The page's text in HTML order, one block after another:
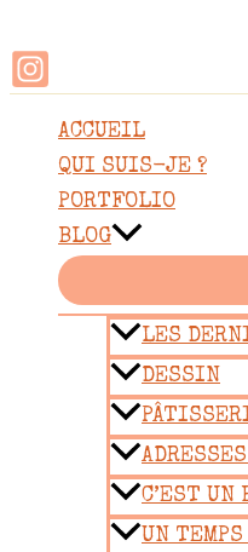
au
contenu
ACCUEIL
QUI SUIS-JE ?
PORTFOLIO
BLOG
LES
DESSIN
C’EST UN
UN